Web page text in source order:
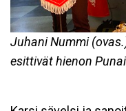
Juhani Nummi
esittivät hienon